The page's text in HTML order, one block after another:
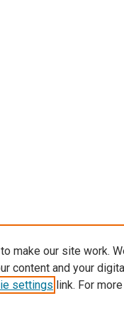
make our site work.
content and your
settings link. For